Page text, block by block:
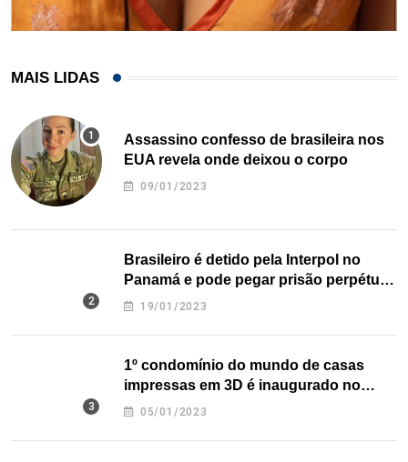
MAIS LIDAS
Assassino confesso de brasileira nos
EUA revela onde deixou o corpo
09/01/2023
Brasileiro é detido pela Interpol no
Panamá e pode pegar prisão perpétua
nos EUA
19/01/2023
1º condomínio do mundo de casas
impressas em 3D é inaugurado no
Texas
05/01/2023